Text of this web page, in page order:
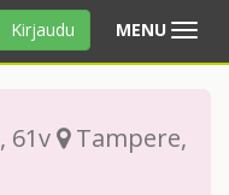
MENU Avaa
valikko
Kirjaudu
, 61v Tampere,